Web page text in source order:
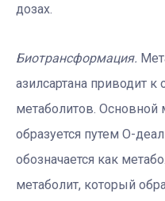
дозах.
Биотрансформация.
азилсартана приводит
метаболитов. Основной
образуется путем О-
обозначается как
метаболит, который